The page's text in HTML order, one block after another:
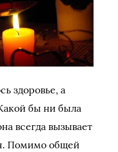
здоровье, а
бы ни была
всегда вызывает
Помимо общей